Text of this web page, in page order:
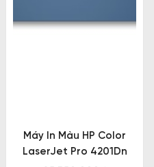
Máy In Màu HP Color
LaserJet Pro 4201Dn